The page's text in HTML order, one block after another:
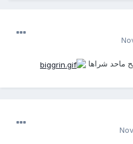
ماحد شراها